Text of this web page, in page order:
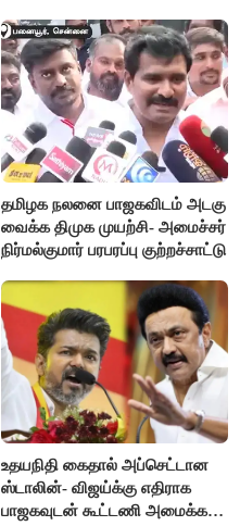
தமிழக நலனை பாஜகவிடம் அடகு
வைக்க திமுக முயற்சி- அமைச்சர்
நிர்மல்குமார் பரபரப்பு குற்றச்சாட்டு
உதயநிதி கைதால் அப்செட்டான
ஸ்டாலின்- விஜய்க்கு எதிராக
பாஜகவுடன் கூட்டணி அமைக்க